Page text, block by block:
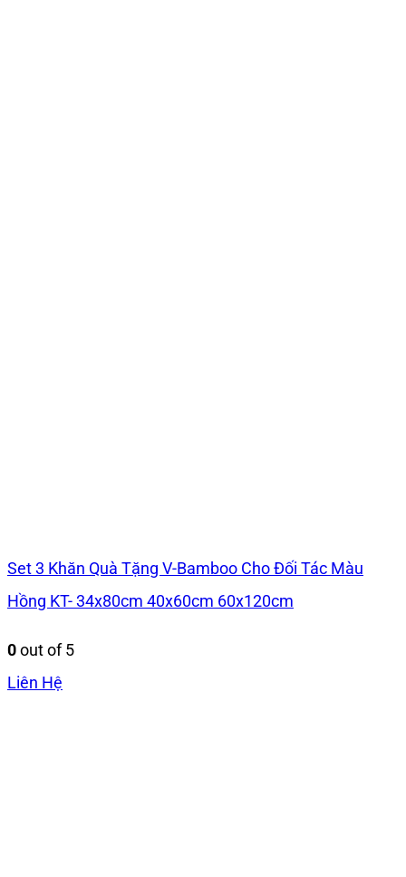
Set 3 Khăn Quà Tặng V-Bamboo Cho Đối Tác Màu
Hồng KT- 34x80cm 40x60cm 60x120cm
0out of 5
Liên Hệ